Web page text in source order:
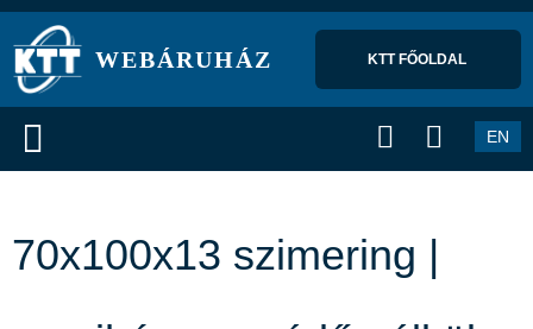
WEBÁRUHÁZ KTT FŐOLDAL
EN
70x100x13 szimering |